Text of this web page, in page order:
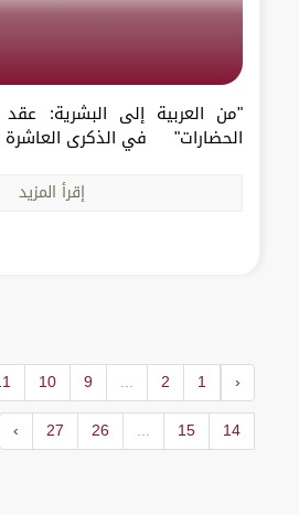
"من العربية إلى البشرية:
الحضارات" في الذكرى العاشرة
إقرأ المزيد
‹
1
2
...
9
10
14
15
...
26
27
›